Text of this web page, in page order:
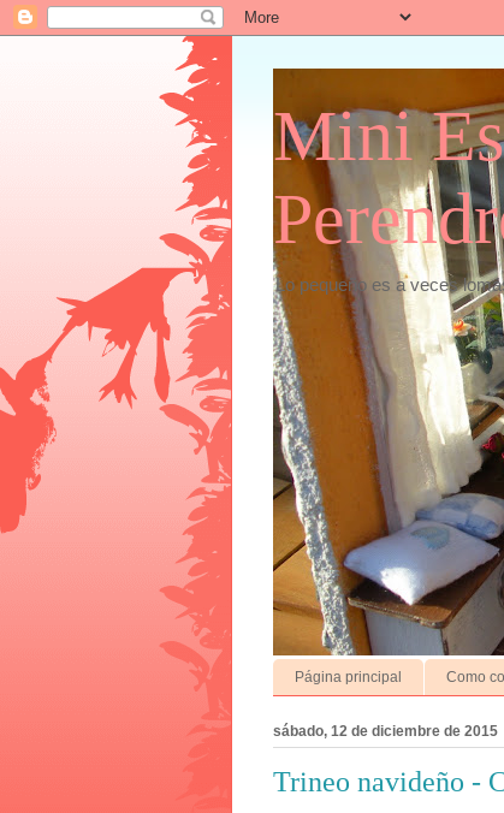
Mini
Lo pequeño es a veces
Página principal Como
sábado, 12 de diciembre de 2015
Trineo navideño -